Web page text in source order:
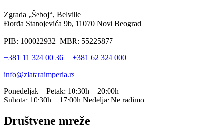
Zgrada „Šeboj“, Belville
Đorđa Stanojevića 9b, 11070 Novi Beograd
PIB: 100022932 MBR: 55225877
+381 11 324 00 36 | +381 62 324 000
info@zlataraimperia.rs
Ponedeljak – Petak: 10:30h – 20:00h
Subota: 10:30h – 17:00h Nedelja: Ne radimo
Društvene mreže